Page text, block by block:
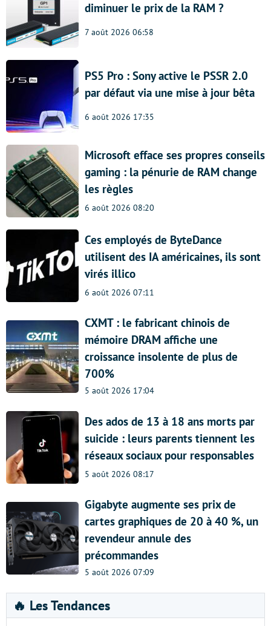
diminuer le prix de la RAM ?
7 août 2026 06:58
PS5 Pro : Sony active le PSSR 2.0
par défaut via une mise à jour bêta
6 août 2026 17:35
Microsoft efface ses propres conseils
gaming : la pénurie de RAM change
les règles
6 août 2026 08:20
Ces employés de ByteDance
utilisent des IA américaines, ils sont
virés illico
6 août 2026 07:11
CXMT : le fabricant chinois de
mémoire DRAM affiche une
croissance insolente de plus de
700%
5 août 2026 17:04
Des ados de 13 à 18 ans morts par
suicide : leurs parents tiennent les
réseaux sociaux pour responsables
5 août 2026 08:17
Gigabyte augmente ses prix de
cartes graphiques de 20 à 40 %, un
revendeur annule des
précommandes
5 août 2026 07:09
🔥 Les Tendances